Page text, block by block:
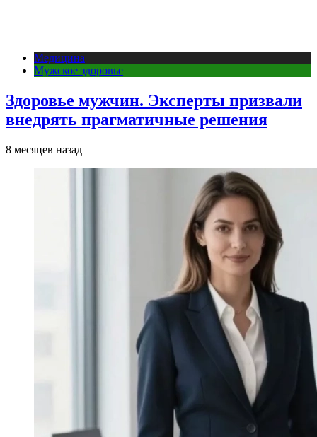
Медицина
Мужское здоровье
Здоровье мужчин. Эксперты призвали
внедрять прагматичные решения
8 месяцев назад